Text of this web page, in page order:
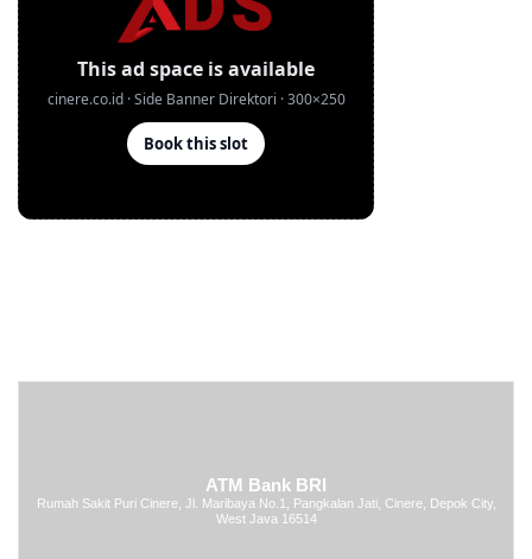
ATM Bank BRI
Rumah Sakit Puri Cinere, Jl. Maribaya No.1, Pangkalan Jati, Cinere, Depok City,
West Java 16514